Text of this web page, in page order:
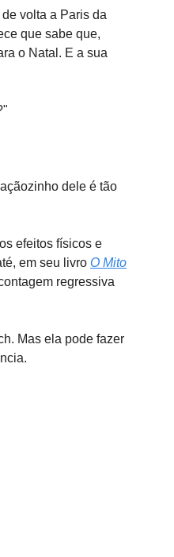
volta a Paris da
que sabe que,
o Natal. E a sua
dele é tão
efeitos físicos e
em seu livro O Mito
regressiva
Mas ela pode fazer